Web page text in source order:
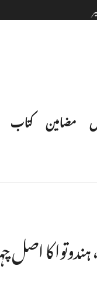
مضامین کتاب
کا اصل